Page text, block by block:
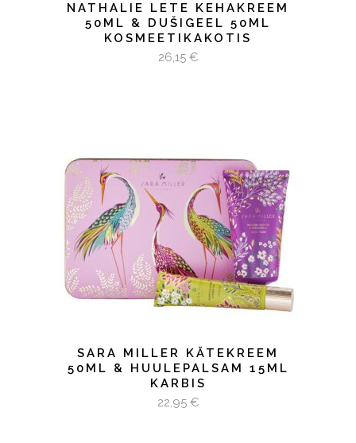
NATHALIE LETE KEHAKREEM
50ML & DUŠIGEEL 50ML
KOSMEETIKAKOTIS
26,15 €
LISA KORVI
SARA MILLER KÄTEKREEM
50ML & HUULEPALSAM 15ML
KARBIS
22,95 €